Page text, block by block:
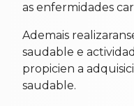
as enfermidades
Ademais
saudable e
propicien a
saudable.